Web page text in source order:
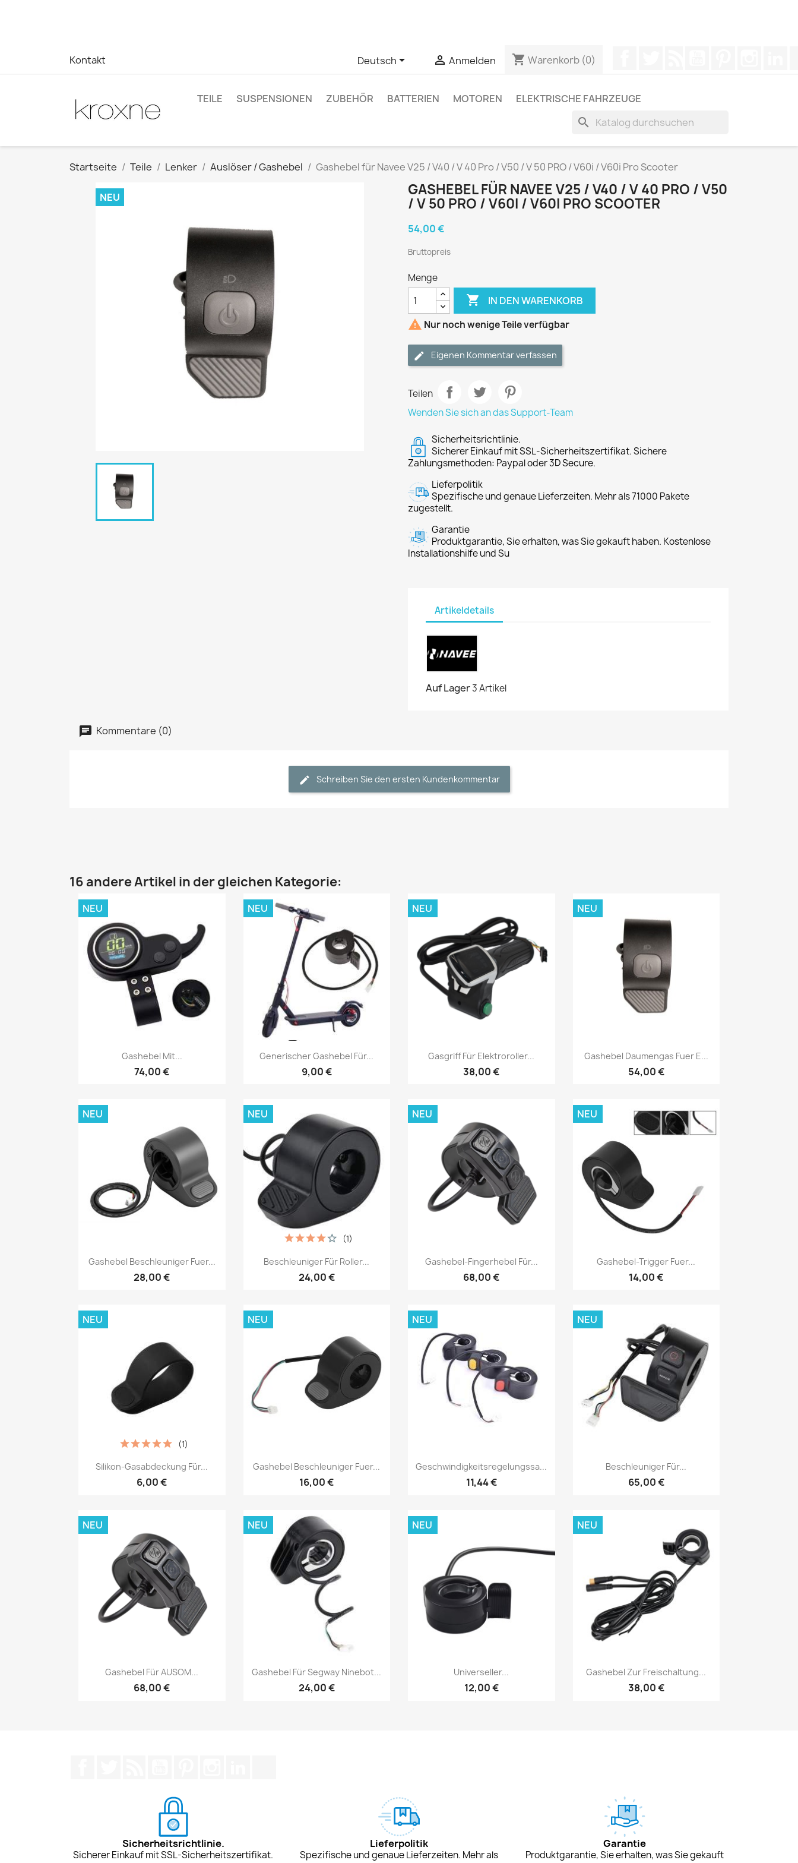
Kontakt Deutsch  Anmelden shopping_cart Warenkorb (0)
TEILE SUSPENSIONEN ZUBEHÖR BATTERIEN MOTOREN ELEKTRISCHE FAHRZEUGE
search
Startseite Teile Lenker Auslöser / Gashebel Gashebel für Navee V25 / V40 / V 40 Pro / V50 / V 50 PRO / V60i / V60i Pro Scooter
NEU
GASHEBEL FÜR NAVEE V25 / V40 / V 40 PRO / V50
/ V 50 PRO / V60I / V60I PRO SCOOTER
54,00 €
Bruttopreis
Menge
 IN DEN WARENKORB
 Nur noch wenige Teile verfügbar
Eigenen Kommentar verfassen
Teilen
Wenden Sie sich an das Support-Team
Sicherheitsrichtlinie.
Sicherer Einkauf mit SSL-Sicherheitszertifikat. Sichere
Zahlungsmethoden: Paypal oder 3D Secure.
Lieferpolitik
Spezifische und genaue Lieferzeiten. Mehr als 71000 Pakete
zugestellt.
Garantie
Produktgarantie, Sie erhalten, was Sie gekauft haben. Kostenlose
Installationshilfe und Su
Artikeldetails
Auf Lager3 Artikel
Kommentare (0)
Schreiben Sie den ersten Kundenkommentar
16 andere Artikel in der gleichen Kategorie:
Vorschau
Gashebel Mit...
74,00 €
NEU
Vorschau
Generischer Gashebel Für...
9,00 €
NEU
Vorschau
Gasgriff Für Elektroroller...
38,00 €
NEU
Vorschau
Gashebel Daumengas Fuer E...
54,00 €
NEU
Vorschau
Gashebel Beschleuniger Fuer...
28,00 €
NEU
Vorschau
Beschleuniger Für Roller...
24,00 €
(1)
NEU
Vorschau
Gashebel-Fingerhebel Für...
68,00 €
NEU
Vorschau
Gashebel-Trigger Fuer...
14,00 €
NEU
Vorschau
Silikon-Gasabdeckung Für...
6,00 €
(1)
NEU
Vorschau
Gashebel Beschleuniger Fuer...
16,00 €
NEU
Vorschau
Geschwindigkeitsregelungssa...
11,44 €
NEU
Vorschau
Beschleuniger Für...
65,00 €
NEU
Vorschau
Gashebel Für AUSOM...
68,00 €
NEU
Vorschau
Gashebel Für Segway Ninebot...
24,00 €
NEU
Vorschau
Universeller...
12,00 €
NEU
Vorschau
Gashebel Zur Freischaltung...
38,00 €
NEU
Sicherheitsrichtlinie.
Sicherer Einkauf mit SSL-Sicherheitszertifikat.
Lieferpolitik
Spezifische und genaue Lieferzeiten. Mehr als
Garantie
Produktgarantie, Sie erhalten, was Sie gekauft